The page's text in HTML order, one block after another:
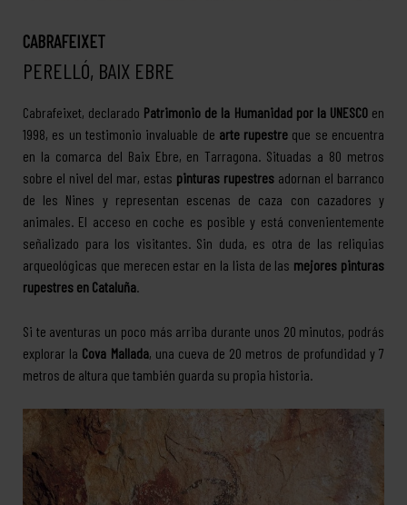
CABRAFEIXET
PERELLÓ, BAIX EBRE
Cabrafeixet, declarado Patrimonio de la Humanidad por la UNESCOen
1998, es un testimonio invaluable de arte rupestre que se encuentra
en la comarca del Baix Ebre, en Tarragona. Situadas a 80 metros
sobre el nivel del mar, estas pinturas rupestres adornan el barranco
de les Nines y representan escenas de caza con cazadores y
animales. El acceso en coche es posible y está convenientemente
señalizado para los visitantes. Sin duda, es otra de las reliquias
arqueológicas que merecen estar en la lista de las mejores pinturas
rupestres en Cataluña.
Si te aventuras un poco más arriba durante unos 20 minutos, podrás
explorar la Cova Mallada, una cueva de 20 metros de profundidad y 7
metros de altura que también guarda su propia historia.